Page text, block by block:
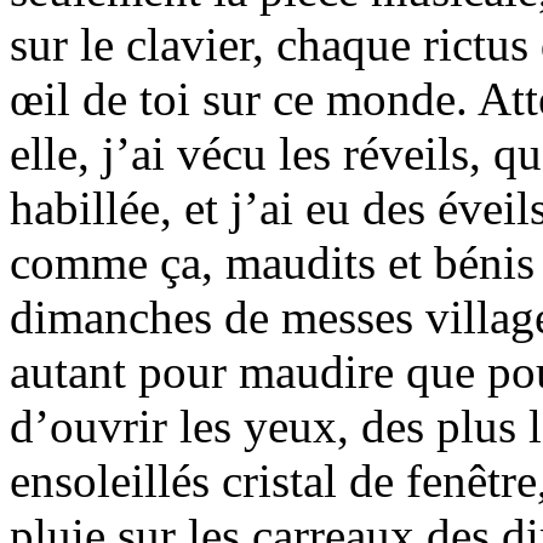
sur le clavier, chaque
œil de toi sur ce monde.
elle, j’ai vécu les réveils,
habillée, et j’ai eu des
comme ça, maudits et
dimanches de messes
autant pour maudire que
d’ouvrir les yeux, des plus
ensoleillés cristal de